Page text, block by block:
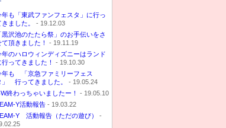
年も「東武ファンフェスタ」に行っ
きました。
- 19.12.03
黒沢池のたたら祭」のお手伝いをさ
て頂きました！
- 19.11.19
年のハロウィンディズニーはランド
行ってきました！
- 19.10.30
年も 「京急ファミリーフェス
」 行ってきました。
- 19.05.24
終わっちゃいましたー！
- 19.05.10
Y活動報告 - 19.03.22
Y 活動報告（ただの遊び）
-